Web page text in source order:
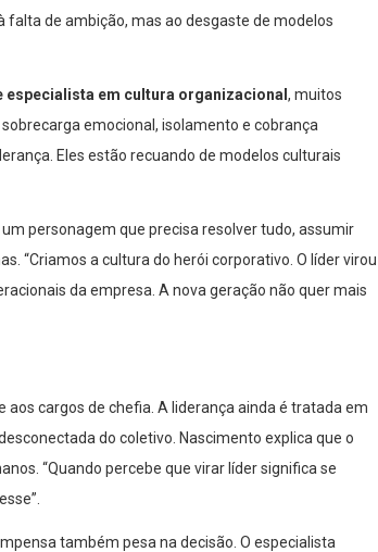
de ambição, mas ao desgaste de modelos
especialista em cultura organizacional , muitos
emocional, isolamento e cobrança
Eles estão recuando de modelos culturais
personagem que precisa resolver tudo, assumir
“Criamos a cultura do herói corporativo. O líder virou
da empresa. A nova geração não quer mais
cargos de chefia. A liderança ainda é tratada em
do coletivo. Nascimento explica que o
“Quando percebe que virar líder significa se
também pesa na decisão. O especialista